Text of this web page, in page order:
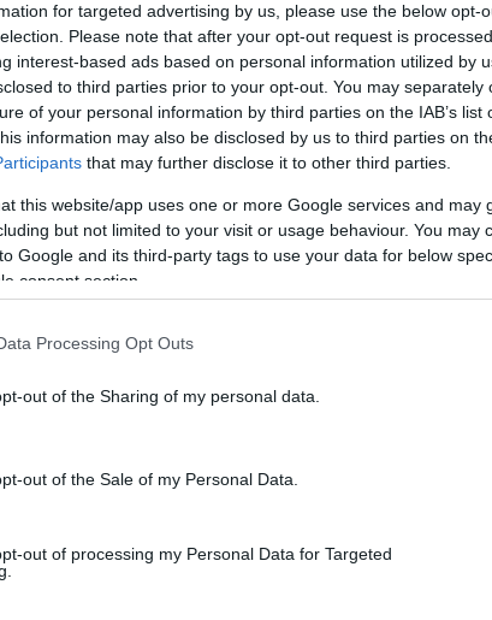
for targeted advertising by us, please use the below opt-
Please note that after your opt-out request is
interest-based ads based on personal information utilized by
to third parties prior to your opt-out. You may separately
of your personal information by third parties on the IAB’s list
information may also be disclosed by us to third parties on
that may further disclose it to other third parties.
this website/app uses one or more Google services and may
but not limited to your visit or usage behaviour. You may
Google and its third-party tags to use your data for below
consent section.
Processing Opt Outs
out of the Sharing of my personal data.
out of the Sale of my Personal Data.
out of processing my Personal Data for Targeted